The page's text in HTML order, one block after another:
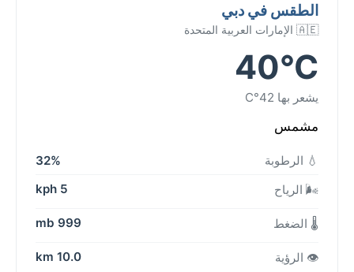
الطقس في دبي
🇦🇪 الإمارات العربية المتحدة
40°C
يشعر بها 42°C
مشمس
💧 الرطوبة
32%
🌬️ الرياح
5 kph
🌡️ الضغط 999 mb
👁️ الرؤية 10.0 km